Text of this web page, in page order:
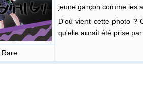
jeune garçon comme les
D'où vient cette photo ?
qu'elle aurait été prise
Rare